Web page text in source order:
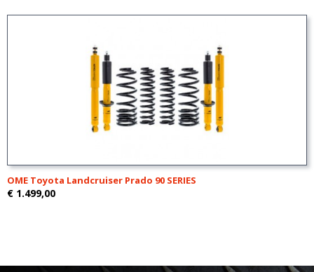
OME Toyota Landcruiser Prado 90 SERIES
€ 1.499,00